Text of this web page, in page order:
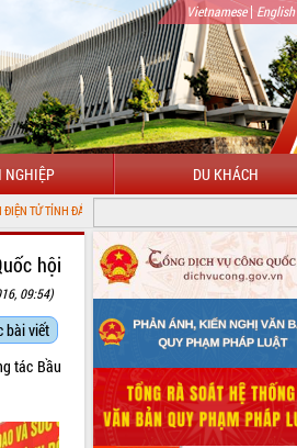
Vietnamese| English
NGHIỆP DU KHÁCH
hội
09:54)
bài viết
tác Bầu